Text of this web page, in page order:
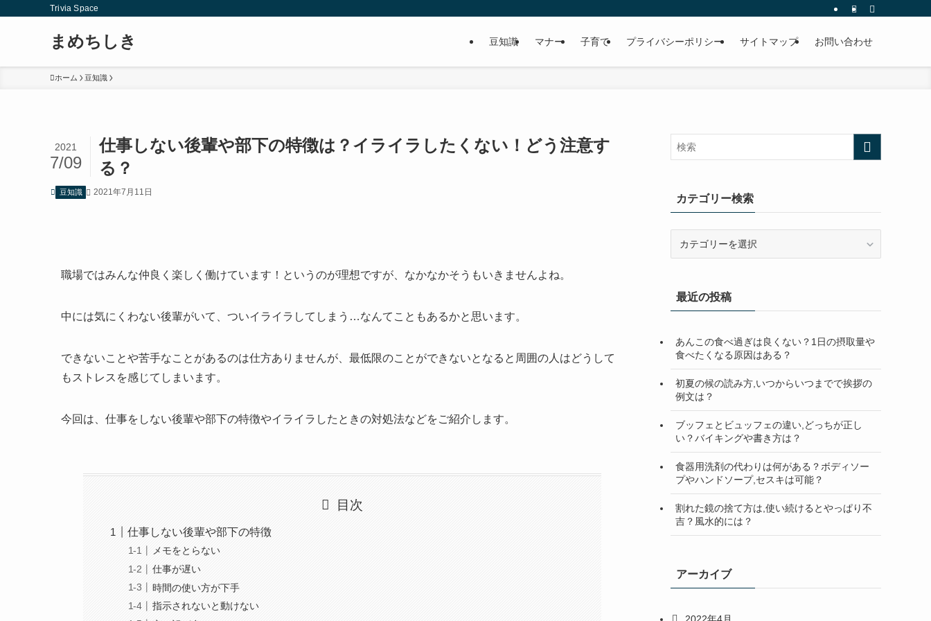
Trivia Space
まめちしき 豆知識 マナー 子育て プライバシーポリシー サイトマップ お問い合わせ
ホーム 豆知識
仕事しない後輩や部下の特徴は？イライラしたくない！どう注意す
る？
2021
7/09
豆知識 2021年7月11日
職場ではみんな仲良く楽しく働けています！というのが理想ですが、なかなかそうもいきませんよね。
中には気にくわない後輩がいて、ついイライラしてしまう…なんてこともあるかと思います。
できないことや苦手なことがあるのは仕方ありませんが、最低限のことができないとなると周囲の人はどうして
もストレスを感じてしまいます。
今回は、仕事をしない後輩や部下の特徴やイライラしたときの対処法などをご紹介します。
目次
仕事しない後輩や部下の特徴
メモをとらない
仕事が遅い
時間の使い方が下手
指示されないと動けない
カテゴリー検索
ー
検
最近の投稿
あんこの食べ過ぎは良くない？1日の摂取量や
食べたくなる原因はある？
初夏の候の読み方,いつからいつまでで挨拶の
例文は？
ブッフェとビュッフェの違い,どっちが正し
い？バイキングや書き方は？
食器用洗剤の代わりは何がある？ボディソー
プやハンドソープ,セスキは可能？
割れた鏡の捨て方は,使い続けるとやっぱり不
吉？風水的には？
アーカイブ
2022年4月